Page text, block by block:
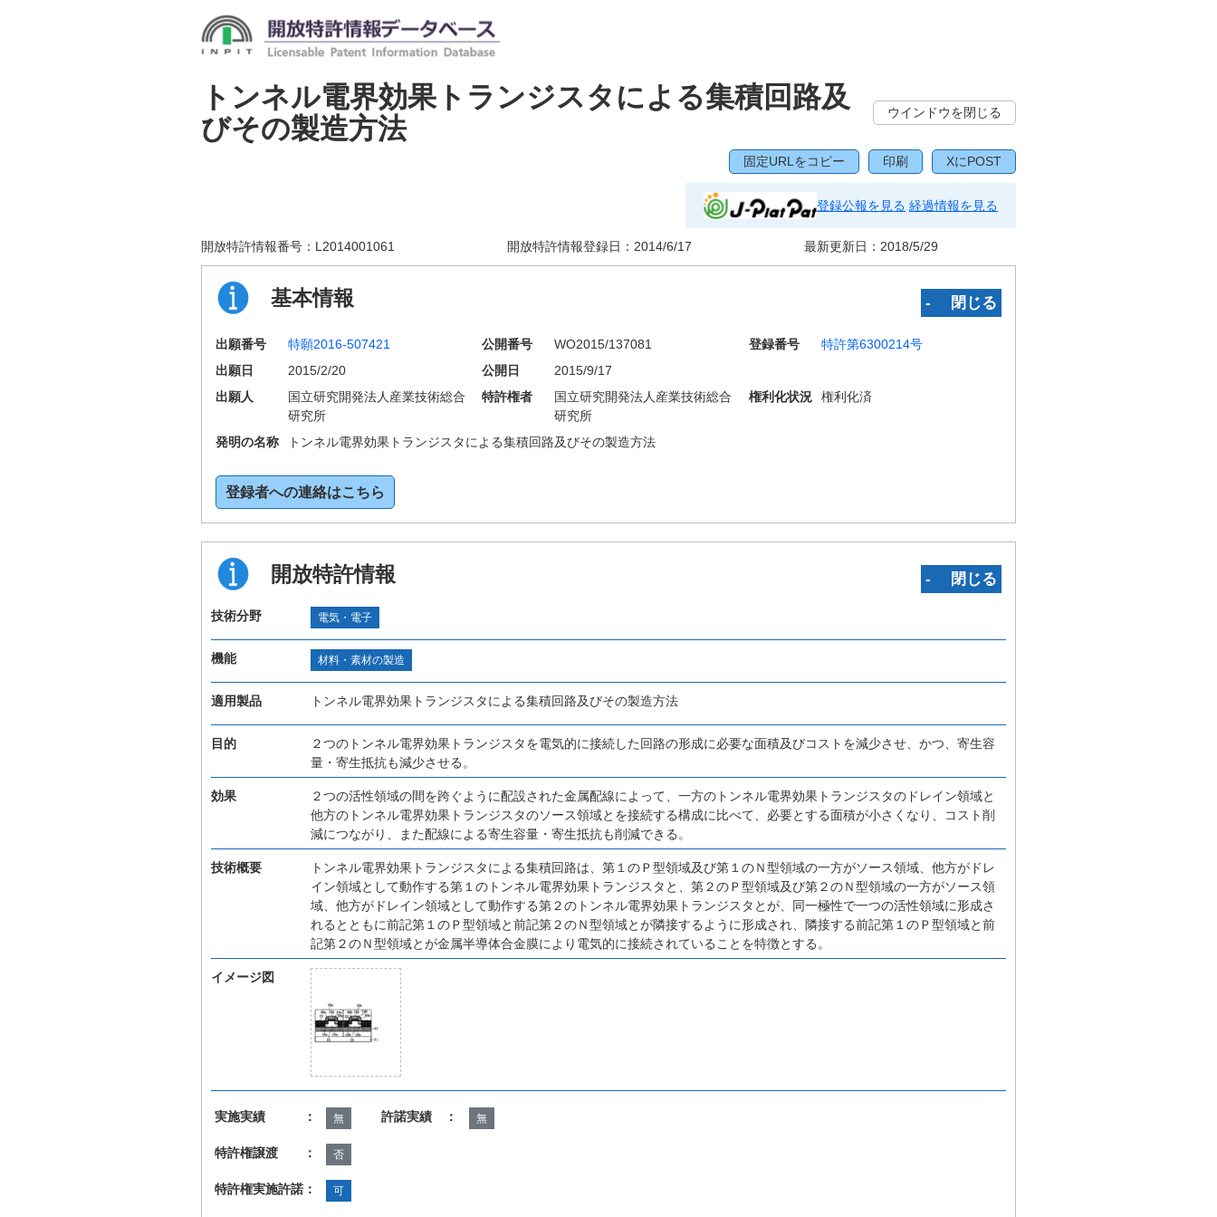
トンネル電界効果トランジスタによる集積回路及
びその製造方法
ウインドウを閉じる
固定URLをコピー 印刷 XにPOST
登録公報を見る 経過情報を見る
開放特許情報番号： L2014001061 開放特許情報登録日： 2014/6/17 最新更新日： 2018/5/29
基本情報 ‐ 閉じる
出願番号 特願2016-507421 公開番号 WO2015/137081 登録番号
特許第6300214号
出願日
2015/2/20 公開日
2015/9/17
出願人
国立研究開発法人産業技術総合
研究所
特許権者
国立研究開発法人産業技術総合
研究所
権利化状況 権利化済
発明の名称 トンネル電界効果トランジスタによる集積回路及びその製造方法
登録者への連絡はこちら
開放特許情報 ‐ 閉じる
技術分野 電気・電子
機能 材料・素材の製造
適用製品 トンネル電界効果トランジスタによる集積回路及びその製造方法
目的
２つのトンネル電界効果トランジスタを電気的に接続した回路の形成に必要な面積及びコストを減少させ、かつ、寄生容
量・寄生抵抗も減少させる。
効果
２つの活性領域の間を跨ぐように配設された金属配線によって、一方のトンネル電界効果トランジスタのドレイン領域と
他方のトンネル電界効果トランジスタのソース領域とを接続する構成に比べて、必要とする面積が小さくなり、コスト削
減につながり、また配線による寄生容量・寄生抵抗も削減できる。
技術概要
トンネル電界効果トランジスタによる集積回路は、第１のＰ型領域及び第１のＮ型領域の一方がソース領域、他方がドレ
イン領域として動作する第１のトンネル電界効果トランジスタと、第２のＰ型領域及び第２のＮ型領域の一方がソース領
域、他方がドレイン領域として動作する第２のトンネル電界効果トランジスタとが、同一極性で一つの活性領域に形成さ
れるとともに前記第１のＰ型領域と前記第２のＮ型領域とが隣接するように形成され、隣接する前記第１のＰ型領域と前
記第２のＮ型領域とが金属半導体合金膜により電気的に接続されていることを特徴とする。
イメージ図
実施実績 ： 無 許諾実績 ： 無
特許権譲渡 ： 否
特許権実施許諾： 可